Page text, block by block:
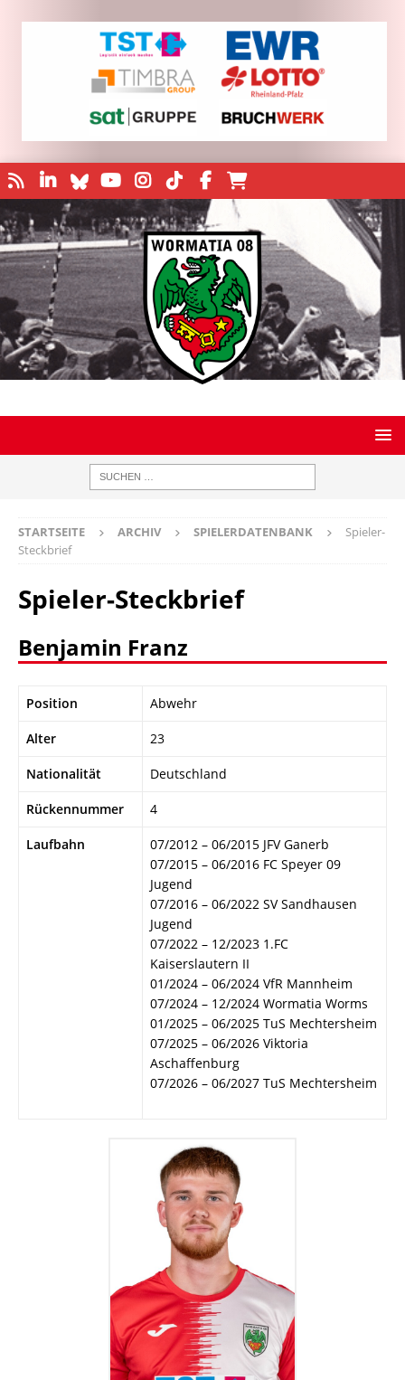
STARTSEITE ARCHIV SPIELERDATENBANK
Spieler-
Steckbrief
Spieler-Steckbrief
Benjamin Franz
Position Abwehr
Alter 23
Nationalität Deutschland
Rückennummer 4
Laufbahn
07/2012 – 06/2015 JFV Ganerb
07/2015 – 06/2016 FC Speyer 09
Jugend
07/2016 – 06/2022 SV Sandhausen
Jugend
07/2022 – 12/2023 1.FC
Kaiserslautern II
01/2024 – 06/2024 VfR Mannheim
07/2024 – 12/2024 Wormatia Worms
01/2025 – 06/2025 TuS Mechtersheim
07/2025 – 06/2026 Viktoria
Aschaffenburg
07/2026 – 06/2027 TuS Mechtersheim